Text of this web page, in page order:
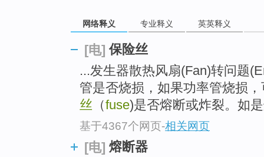
网络释义 专业释义 英英释义
[电] 保险丝
...发生器散热风扇(Fan)转问题
管是否烧损，如果功率管烧损
丝 （fuse)是否熔断或炸裂。如
基于4367个网页-相关网页
[电] 熔断器